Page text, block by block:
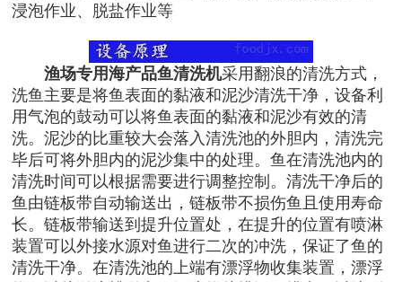
浸泡作业、脱盐作业等
渔场专用海产品鱼清洗机采用翻浪的清洗方式，
洗鱼主要是将鱼表面的黏液和泥沙清洗干净，设备利
用气泡的鼓动可以将鱼表面的黏液和泥沙有效的清
洗。泥沙的比重较大会落入清洗池的外胆内，清洗完
毕后可将外胆内的泥沙集中的处理。鱼在清洗池内的
清洗时间可以根据需要进行调整控制。清洗干净后的
鱼由链板带自动输送出，链板带不损伤鱼且使用寿命
长。链板带输送到提升位置处，在提升的位置有喷淋
装置可以外接水源对鱼进行二次的冲洗，保证了鱼的
清洗干净。在清洗池的上端有漂浮物收集装置，漂浮